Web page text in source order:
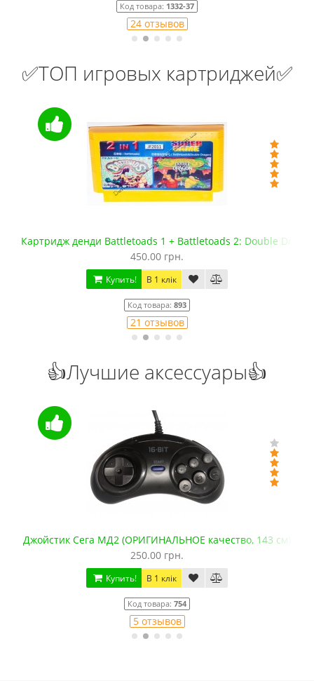
Код товара: 1332-37
24 отзывов
✅ТОП игровых картриджей✅
Картридж денди Battletoads 1 + Battletoads 2: Double
450.00 грн.
Купить! В 1 клік
Код товара: 893
21 отзывов
👍Лучшие аксессуары👍
Джойстик Сега МД2 (ОРИГИНАЛЬНОЕ качество, 143 см)
250.00 грн.
Купить! В 1 клік
Код товара: 754
5 отзывов